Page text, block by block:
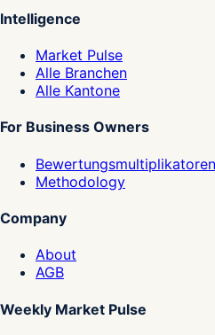
Intelligence
Market Pulse
Alle Branchen
Alle Kantone
For Business Owners
Bewertungsmultiplikatoren
Methodology
Company
About
AGB
Weekly Market Pulse